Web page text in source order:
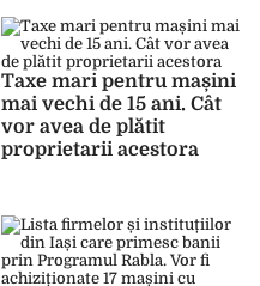
depune cereri
Taxe mari pentru mașini
mai vechi de 15 ani. Cât
vor avea de plătit
proprietarii acestora